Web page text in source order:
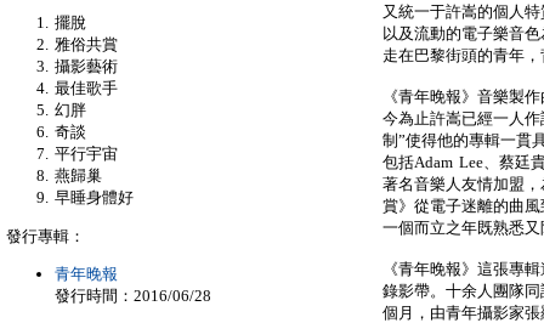
又統一于許嵩的個人
以及流動的電子樂音
走在巴黎街頭的青年
《青年晚報》音樂製
今為止許嵩已經一人
制”使得他的專輯一貫
包括Adam Lee、蔡廷
著名音樂人友情加盟
賞》從電子迷離的曲
一個而立之年既熟悉
《青年晚報》這張專
錄影帶。十余人團隊
個月，由青年攝影家
擺脫
雅俗共賞
攝影藝術
最佳歌手
幻胖
奇談
平行宇宙
燕歸巢
早睡身體好
發行專輯：
青年晚報
發行時間：2016/06/28